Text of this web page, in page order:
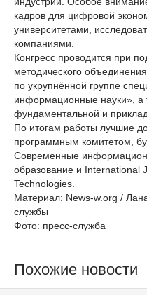
кадров для цифровой
университетами,
компаниями.
Конгресс проводится при
методического
по укрупнённой группе
информационные науки», а
фундаментальной и
По итогам работы лучшие
программным комитетом,
Современные
образование и International
Technologies.
Материал: News-w.org /
службы
Фото: пресс-служба
Похожие новости